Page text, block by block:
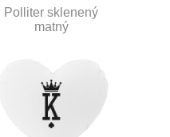
Polliter sklenený
matný